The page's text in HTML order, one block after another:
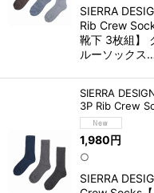
SIERRA
Rib Crew
靴下 3枚組】
ルーソックス
SIERRA
3P Rib Crew
1,980円
○
SIERRA